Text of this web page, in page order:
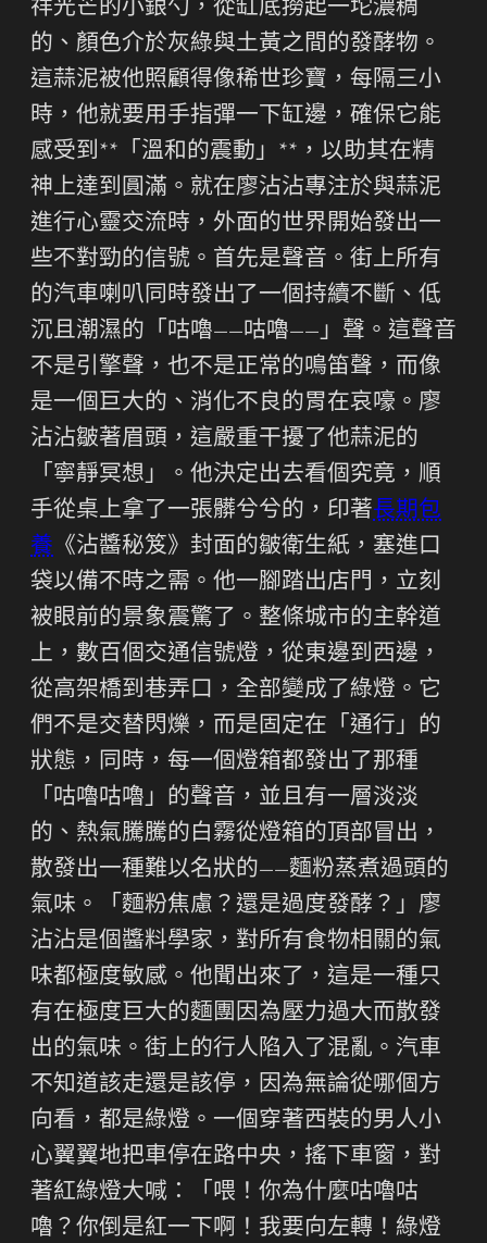
祥光芒的小銀勺，從缸底撈起一坨濃稠
的、顏色介於灰綠與土黃之間的發酵物。
這蒜泥被他照顧得像稀世珍寶，每隔三小
時，他就要用手指彈一下缸邊，確保它能
感受到**「溫和的震動」**，以助其在精
神上達到圓滿。就在廖沾沾專注於與蒜泥
進行心靈交流時，外面的世界開始發出一
些不對勁的信號。首先是聲音。街上所有
的汽車喇叭同時發出了一個持續不斷、低
沉且潮濕的「咕嚕——咕嚕——」聲。這聲音
不是引擎聲，也不是正常的鳴笛聲，而像
是一個巨大的、消化不良的胃在哀嚎。廖
沾沾皺著眉頭，這嚴重干擾了他蒜泥的
「寧靜冥想」。他決定出去看個究竟，順
手從桌上拿了一張髒兮兮的，印著長期包
養 《沾醬秘笈》封面的皺衛生紙，塞進口
袋以備不時之需。他一腳踏出店門，立刻
被眼前的景象震驚了。整條城市的主幹道
上，數百個交通信號燈，從東邊到西邊，
從高架橋到巷弄口，全部變成了綠燈。它
們不是交替閃爍，而是固定在「通行」的
狀態，同時，每一個燈箱都發出了那種
「咕嚕咕嚕」的聲音，並且有一層淡淡
的、熱氣騰騰的白霧從燈箱的頂部冒出，
散發出一種難以名狀的——麵粉蒸煮過頭的
氣味。「麵粉焦慮？還是過度發酵？」廖
沾沾是個醬料學家，對所有食物相關的氣
味都極度敏感。他聞出來了，這是一種只
有在極度巨大的麵團因為壓力過大而散發
出的氣味。街上的行人陷入了混亂。汽車
不知道該走還是該停，因為無論從哪個方
向看，都是綠燈。一個穿著西裝的男人小
心翼翼地把車停在路中央，搖下車窗，對
著紅綠燈大喊：「喂！你為什麼咕嚕咕
嚕？你倒是紅一下啊！我要向左轉！綠燈